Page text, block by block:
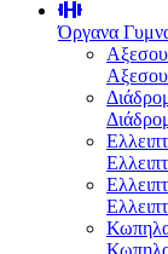
Όργανα